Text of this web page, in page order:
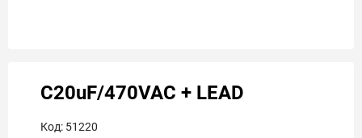
C20uF/470VAC + LEAD
Код: 51220